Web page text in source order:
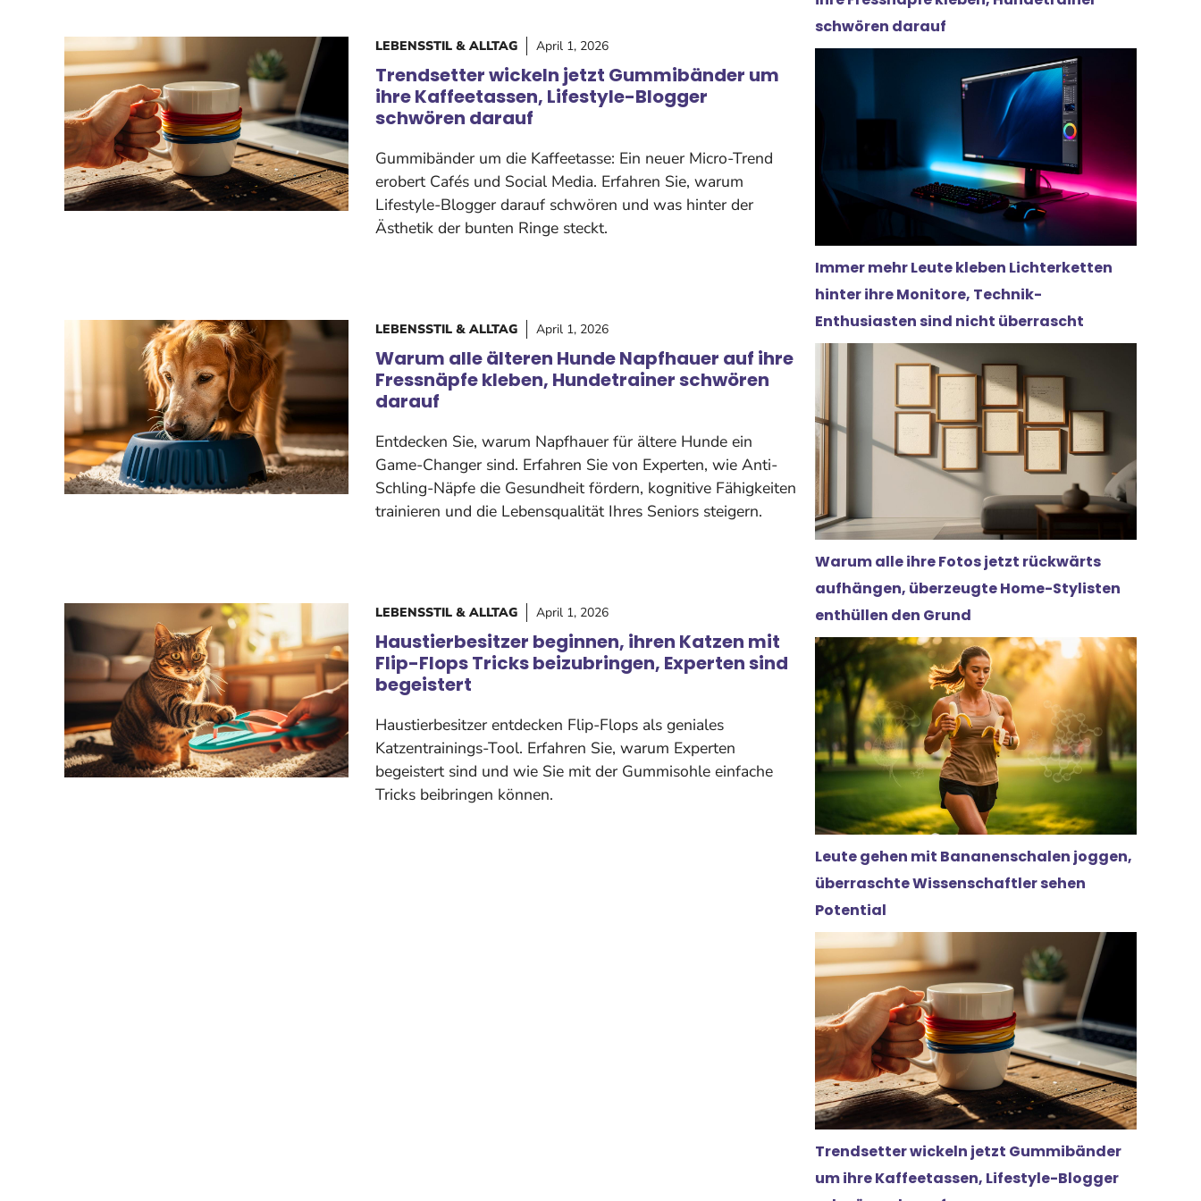
LEBENSSTIL & ALLTAG April 1, 2026
Trendsetter wickeln jetzt Gummibänder um
ihre Kaffeetassen, Lifestyle-Blogger
schwören darauf
Gummibänder um die Kaffeetasse: Ein neuer Micro-Trend
erobert Cafés und Social Media. Erfahren Sie, warum
Lifestyle-Blogger darauf schwören und was hinter der
Ästhetik der bunten Ringe steckt.
LEBENSSTIL & ALLTAG April 1, 2026
Warum alle älteren Hunde Napfhauer auf ihre
Fressnäpfe kleben, Hundetrainer schwören
darauf
Entdecken Sie, warum Napfhauer für ältere Hunde ein
Game-Changer sind. Erfahren Sie von Experten, wie Anti-
Schling-Näpfe die Gesundheit fördern, kognitive Fähigkeiten
trainieren und die Lebensqualität Ihres Seniors steigern.
LEBENSSTIL & ALLTAG April 1, 2026
Haustierbesitzer beginnen, ihren Katzen mit
Flip-Flops Tricks beizubringen, Experten sind
begeistert
Haustierbesitzer entdecken Flip-Flops als geniales
Katzentrainings-Tool. Erfahren Sie, warum Experten
begeistert sind und wie Sie mit der Gummisohle einfache
Tricks beibringen können.
schwören darauf
Immer mehr Leute kleben Lichterketten
hinter ihre Monitore, Technik-
Enthusiasten sind nicht überrascht
Warum alle ihre Fotos jetzt rückwärts
aufhängen, überzeugte Home-Stylisten
enthüllen den Grund
Leute gehen mit Bananenschalen joggen,
überraschte Wissenschaftler sehen
Potential
Trendsetter wickeln jetzt Gummibänder
um ihre Kaffeetassen, Lifestyle-Blogger